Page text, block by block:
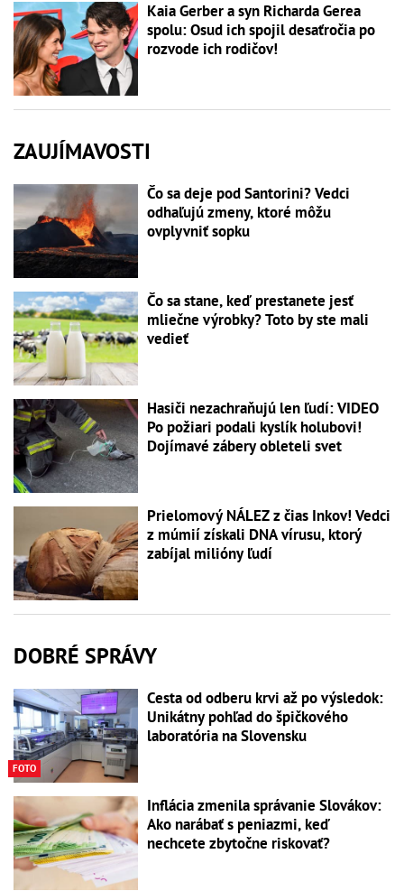
Kaia Gerber a syn Richarda Gerea
spolu: Osud ich spojil desaťročia po
rozvode ich rodičov!
ZAUJÍMAVOSTI
Čo sa deje pod Santorini? Vedci
odhaľujú zmeny, ktoré môžu
ovplyvniť sopku
Čo sa stane, keď prestanete jesť
mliečne výrobky? Toto by ste mali
vedieť
Hasiči nezachraňujú len ľudí: VIDEO
Po požiari podali kyslík holubovi!
Dojímavé zábery obleteli svet
Prielomový NÁLEZ z čias Inkov! Vedci
z múmií získali DNA vírusu, ktorý
zabíjal milióny ľudí
DOBRÉ SPRÁVY
FOTO
Cesta od odberu krvi až po výsledok:
Unikátny pohľad do špičkového
laboratória na Slovensku
Inflácia zmenila správanie Slovákov:
Ako narábať s peniazmi, keď
nechcete zbytočne riskovať?